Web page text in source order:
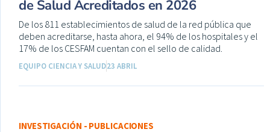
de Salud Acreditados en 2026
De los 811 establecimientos de salud de la red pública que
deben acreditarse, hasta ahora, el 94% de los hospitales y el
17% de los CESFAM cuentan con el sello de calidad.
EQUIPO CIENCIA Y SALUD23 ABRIL
INVESTIGACIÓN - PUBLICACIONES